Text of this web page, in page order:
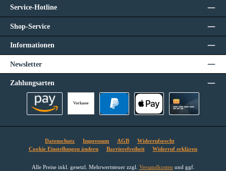
Service-Hotline
Shop-Service
Informationen
Newsletter
Zahlungsarten
Vorkasse
Datenschutz Impressum AGB
Widerrufsrecht
Cookie Einstellungen ändern
Barrierefreiheit Widerruf erklären
Alle Preise inkl. gesetzl. Mehrwertsteuer zzgl. Versandkostenund ggf.